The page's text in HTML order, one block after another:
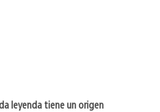
leyenda tiene un origen